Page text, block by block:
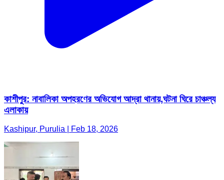
কাশীপুর: নাবালিকা অপহরণের অভিযোগ আদ্রা থানায়,ঘটনা ঘিরে চাঞ্চল্য
এলাকায়
Kashipur, Purulia | Feb 18, 2026